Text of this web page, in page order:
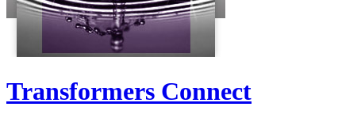
Transformers Connect